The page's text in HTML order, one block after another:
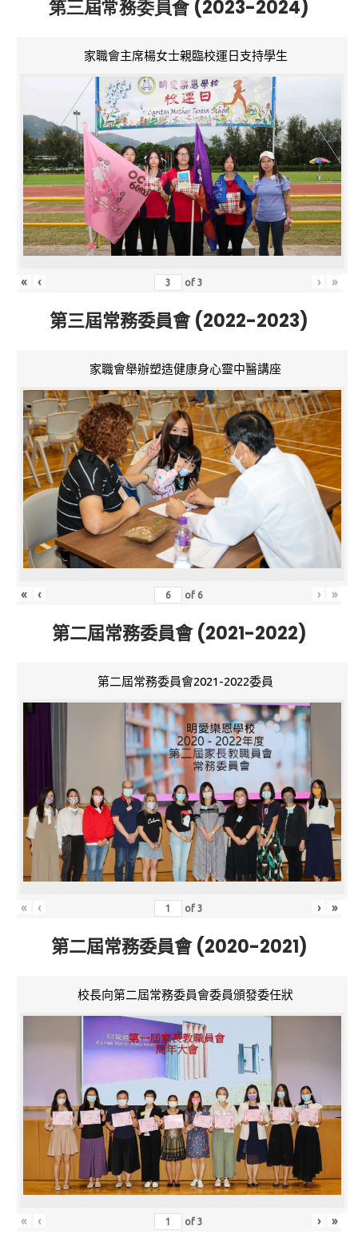
第三屆常務委員會 (2023-2024)
家職會主席楊女士親臨校運日支持學生
« ‹ of3 › »
第三屆常務委員會 (2022-2023)
家職會舉辦塑造健康身心靈中醫講座
« ‹ of 6 › »
第二屆常務委員會 (2021-2022)
第二屆常務委員會2021-2022委員
« ‹ of3 › »
第二屆常務委員會 (2020-2021)
校長向第二屆常務委員會委員頒發委任狀
« ‹ of3 › »